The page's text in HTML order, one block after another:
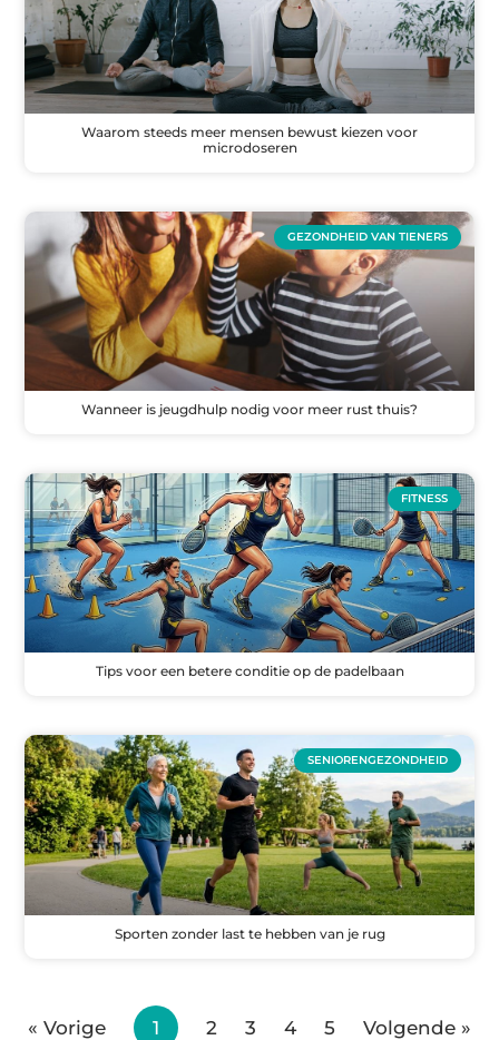
Waarom steeds meer mensen bewust kiezen voor
microdoseren
GEZONDHEID VAN TIENERS
Wanneer is jeugdhulp nodig voor meer rust thuis?
FITNESS
Tips voor een betere conditie op de padelbaan
SENIORENGEZONDHEID
Sporten zonder last te hebben van je rug
« Vorige 1 2 3 4 5 Volgende »